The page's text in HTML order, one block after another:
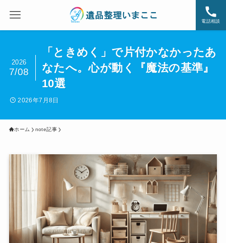
電話相談
「ときめく」で片付かなかったあ
なたへ。心が動く『魔法の基準』
10選
2026
7/08
2026年7月8日
ホーム note記事